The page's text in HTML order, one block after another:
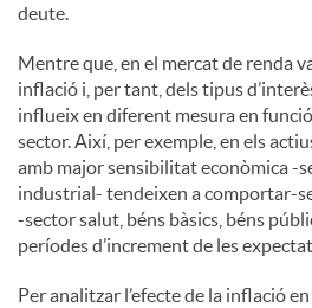
deute.
Mentre que, en el mercat de renda
inflació i, per tant, dels tipus
influeix en diferent mesura en
sector. Així, per exemple, en els
amb major sensibilitat econòmica -
industrial- tendeixen a comportar-
-sector salut, béns bàsics, béns
períodes d’increment de les
Per analitzar l’efecte de la inflació